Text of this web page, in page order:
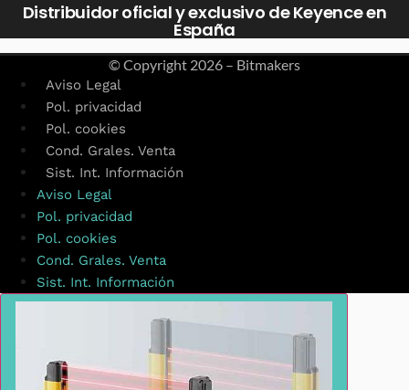
Distribuidor oficial y exclusivo de Keyence en
España
© Copyright 2026 – Bitmakers
Aviso Legal
Pol. privacidad
Pol. cookies
Cond. Grales. Venta
Sist. Int. Información
Aviso Legal
Pol. privacidad
Pol. cookies
Cond. Grales. Venta
Sist. Int. Información